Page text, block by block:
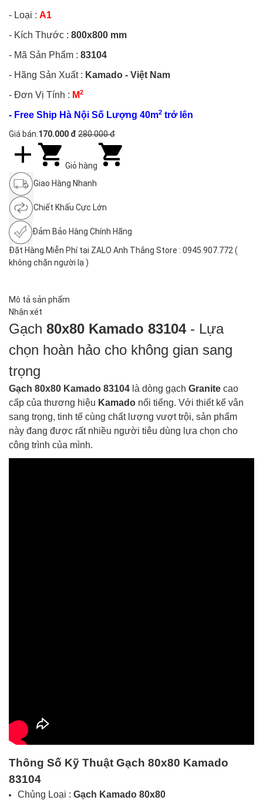
- Loại : A1
- Kích Thước : 800x800 mm
- Mã Sản Phẩm : 83104
- Hãng Sản Xuất : Kamado - Việt Nam
- Đơn Vị Tính : M2
- Free Ship Hà Nội Số Lượng 40m2 trở lên
Giá bán:170.000 đ 280.000 đ
Giỏ hàng
Giao Hàng Nhanh
Chiết Khấu Cực Lớn
Đảm Bảo Hàng Chính Hãng
Đặt Hàng Miễn Phí tại ZALO Anh Thắng Store : 0945.907.772 (
không chặn người lạ )
Mô tả sản phẩm
Nhận xét
Gạch 80x80 Kamado 83104 - Lựa
chọn hoàn hảo cho không gian sang
trọng
Gạch 80x80 Kamado 83104 là dòng gạch Granite cao
cấp của thương hiệu Kamado nổi tiếng. Với thiết kế vân
sang trọng, tinh tế cùng chất lượng vượt trội, sản phẩm
này đang được rất nhiều người tiêu dùng lựa chọn cho
công trình của mình.
Thông Số Kỹ Thuật Gạch 80x80 Kamado
83104
Chủng Loại : Gạch Kamado 80x80